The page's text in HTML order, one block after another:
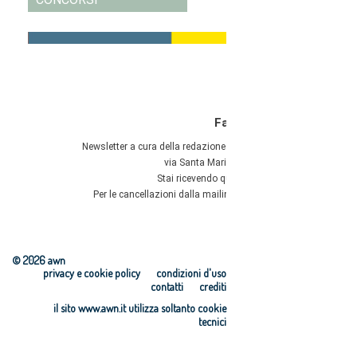
© 2026 awn
condizioni d'uso
privacy e cookie policy
crediti
contatti
il sito www.awn.it utilizza soltanto cookie
tecnici